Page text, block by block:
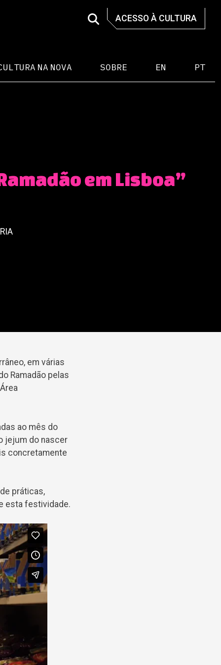
ACESSO À CULTURA
NA NOVA SOBRE EN PT
em Lisboa”
em várias
Ramadão pelas
ao mês do
jejum do nascer
concretamente
práticas,
esta festividade.